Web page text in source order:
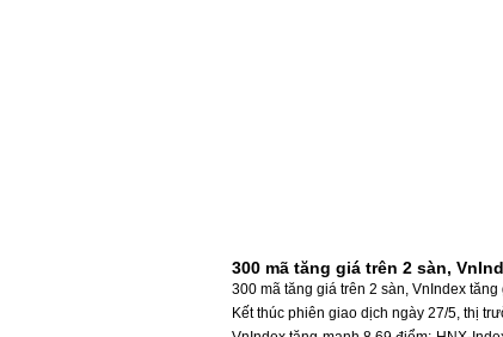
300 mã tăng giá trên 2 sàn,
300 mã tăng giá trên 2 sàn, VnIndex tăng
Kết thúc phiên giao dịch ngày 27/5, thị